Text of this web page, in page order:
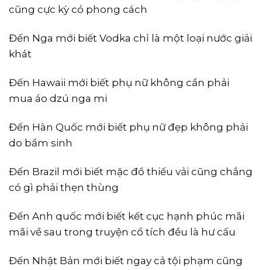
cũng cực kỳ có phong cách
Đến Nga mới biết Vodka chỉ là một loại nước giải
khát
Đến Hawaii mới biết phụ nữ không cần phải
mua áo dzú nga mi
Đến Hàn Quốc mới biết phụ nữ đẹp không phải
do bẩm sinh
Đến Brazil mới biết mặc đồ thiếu vải cũng chẳng
có gì phải thẹn thùng
Đến Anh quốc mới biết kết cục hạnh phúc mãi
mãi về sau trong truyện cổ tích đều là hư cấu
Đến Nhật Bản mới biết ngay cả tội phạm cũng